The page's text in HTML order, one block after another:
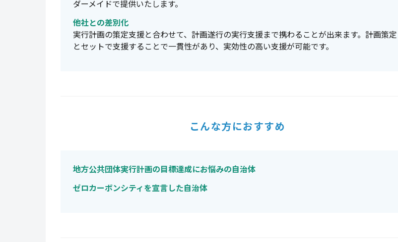
ダーメイドで提供いたします。
他社との差別化
実行計画の策定支援と合わせて、計画遂行の実行支援まで携わることが出来ます。計画策定
とセットで支援することで一貫性があり、実効性の高い支援が可能です。
こんな方におすすめ
地方公共団体実行計画の目標達成にお悩みの自治体
ゼロカーボンシティを宣言した自治体